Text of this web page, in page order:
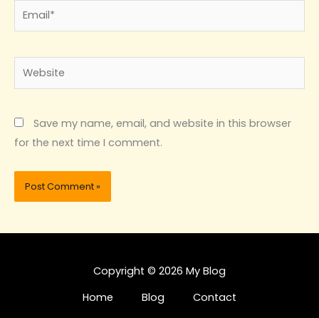
Email*
Website
Save my name, email, and website in this browser
for the next time I comment.
Copyright © 2026 My Blog
Home
Blog Contact